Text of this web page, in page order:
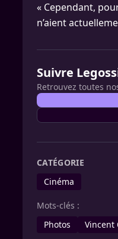
« Cependant,
n’aient
Suivre
Retrouvez toutes
CATÉGORIE
Cinéma
Mots-clés :
Photos
Vincent